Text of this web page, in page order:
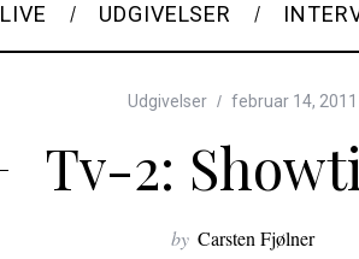
LIVE UDGIVELSER
Udgivelser februar 14, 2011
Tv-2:
by Carsten Fjølner